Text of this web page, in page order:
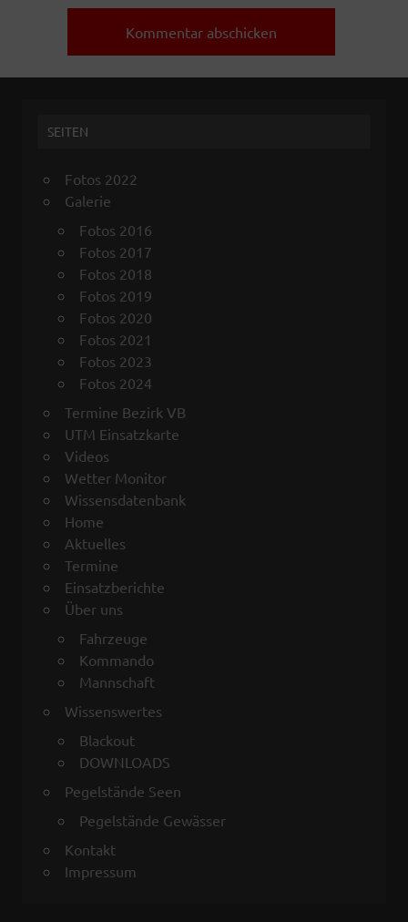
SEITEN
Fotos 2022
Galerie
Fotos 2016
Fotos 2017
Fotos 2018
Fotos 2019
Fotos 2020
Fotos 2021
Fotos 2023
Fotos 2024
Termine Bezirk VB
UTM Einsatzkarte
Videos
Wetter Monitor
Wissensdatenbank
Home
Aktuelles
Termine
Einsatzberichte
Über uns
Fahrzeuge
Kommando
Mannschaft
Wissenswertes
Blackout
DOWNLOADS
Pegelstände Seen
Pegelstände Gewässer
Kontakt
Impressum